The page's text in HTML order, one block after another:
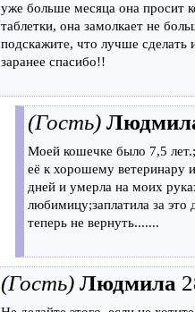
уже больше месяца она просит
таблетки, она замолкает не
подскажите, что лучше сделать
заранее спасибо!!
(Гость)
Моей кошечке было 7,5
её к хорошему ветеринару
дней и умерла на моих
любимицу;заплатила за
теперь не вернуть.......
(Гость) Людмила